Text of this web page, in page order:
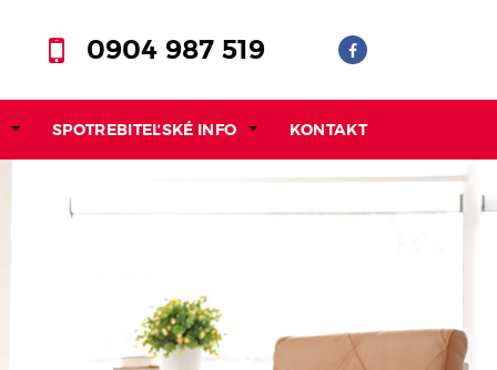
0904 987 519
SPOTREBITEĽSKÉ INFO KONTAKT